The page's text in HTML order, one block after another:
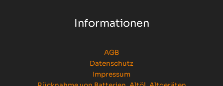
Informationen
AGB
Datenschutz
Impressum